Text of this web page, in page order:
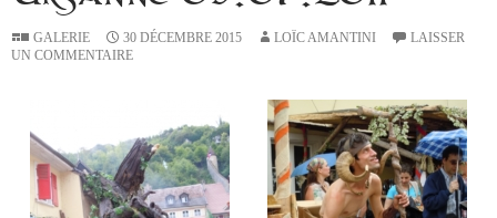
GALERIE 30 DÉCEMBRE 2015 LOÏC AMANTINI
LAISSER
UN COMMENTAIRE